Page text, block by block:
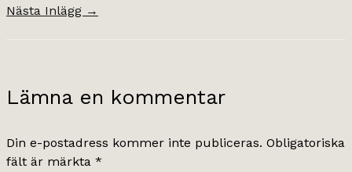
Nästa Inlägg →
Lämna en kommentar
Din e-postadress kommer inte publiceras. Obligatoriska
fält är märkta *